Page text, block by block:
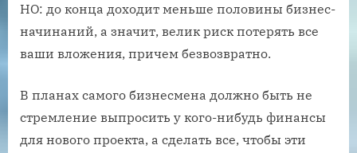
НО: до конца доходит меньше половины бизнес-
начинаний, а значит, велик риск потерять все
ваши вложения, причем безвозвратно.
В планах самого бизнесмена должно быть не
стремление выпросить у кого-нибудь финансы
для нового проекта, а сделать все, чтобы эти